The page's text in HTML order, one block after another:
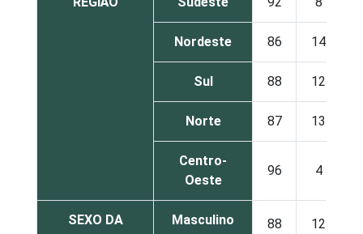
Nordeste 86 14
Sul 88 12
Norte 87 13
Centro-
Oeste
96 4
SEXO DA
Masculino 88 12